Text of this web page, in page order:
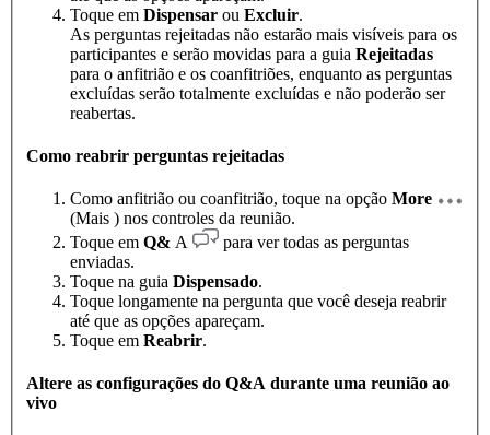
Toque em Dispensar ou Excluir.
As perguntas rejeitadas não estarão mais visíveis para os
participantes e serão movidas para a guia Rejeitadas
para o anfitrião e os coanfitriões, enquanto as perguntas
excluídas serão totalmente excluídas e não poderão ser
reabertas.
Como reabrir perguntas rejeitadas
Como anfitrião ou coanfitrião, toque na opção More
(Mais ) nos controles da reunião.
Toque em Q& A
para ver todas as perguntas
enviadas.
Toque na guia Dispensado.
Toque longamente na pergunta que você deseja reabrir
até que as opções apareçam.
Toque em Reabrir.
Altere as configurações do Q&A durante uma reunião ao
vivo